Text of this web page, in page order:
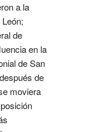
a la
de
en la
de San
de
moviera